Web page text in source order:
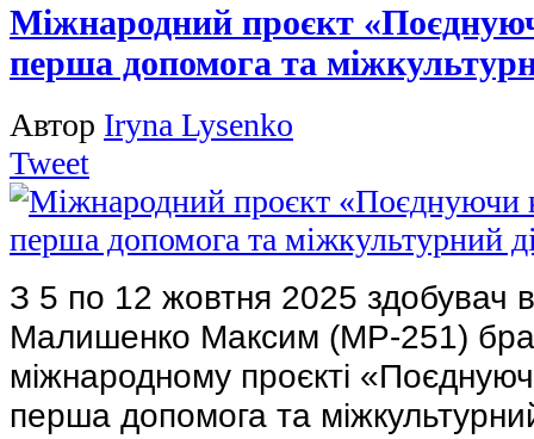
Міжнародний проєкт
перша допомога та
Автор Iryna Lysenko
Tweet
З 5 по 12 жовтня 2025 здобувач
Малишенко Максим (МР-251)
міжнародному проєкті
перша допомога та